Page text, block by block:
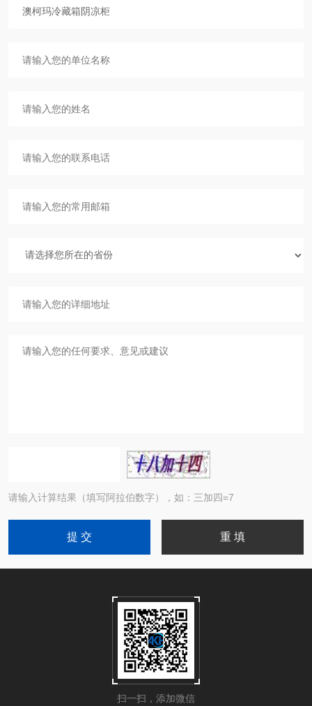
请输入计算结果（填写阿拉伯数字），如：三加四=7
扫一扫，添加微信